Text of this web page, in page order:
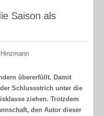
Saison als
übererfüllt. Damit
Schlussstrich unter die
ziehen. Trotzdem
den Autor dieser